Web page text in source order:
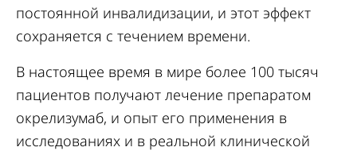
постоянной инвалидизации, и этот эффект
сохраняется с течением времени.
В настоящее время в мире более 100 тысяч
пациентов получают лечение препаратом
окрелизумаб, и опыт его применения в
исследованиях и в реальной клинической